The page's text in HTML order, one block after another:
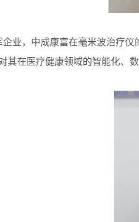
业，中成康富在毫米波治疗仪
其在医疗健康领域的智能化、